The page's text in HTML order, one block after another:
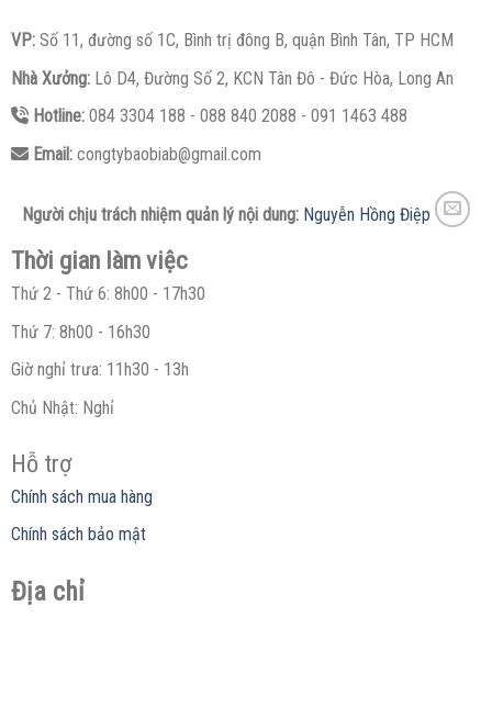
VP: Số 11, đường số 1C, Bình trị đông B, quận Bình Tân, TP HCM
Nhà Xưởng: Lô D4, Đường Số 2, KCN Tân Đô - Đức Hòa, Long An
Hotline:084 3304 188 - 088 840 2088 - 091 1463 488
Email:congtybaobiab@gmail.com
Người chịu trách nhiệm quản lý nội dung: Nguyễn Hồng Điệp
Thời gian làm việc
Thứ 2 - Thứ 6: 8h00 - 17h30
Thứ 7: 8h00 - 16h30
Giờ nghỉ trưa: 11h30 - 13h
Chủ Nhật: Nghỉ
Hỗ trợ
Chính sách mua hàng
Chính sách bảo mật
Địa chỉ